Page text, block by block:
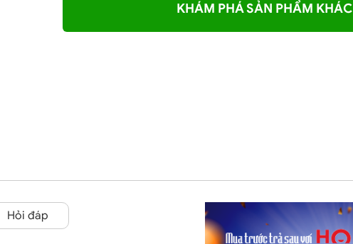
KHÁM PHÁ SẢN PHẨM KHÁC
Hỏi đáp